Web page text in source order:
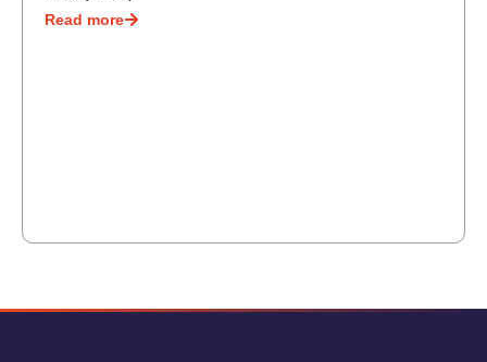
Read more